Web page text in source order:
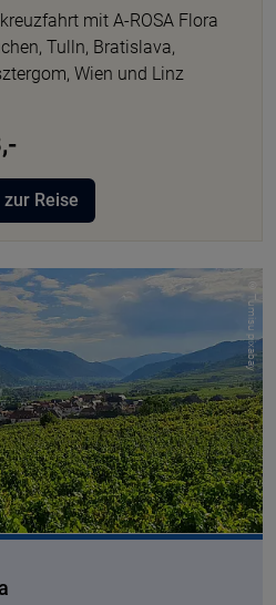
mit A-ROSA Flora
Tulln, Bratislava,
Wien und Linz
zur Reise
© Tumisu pixabay